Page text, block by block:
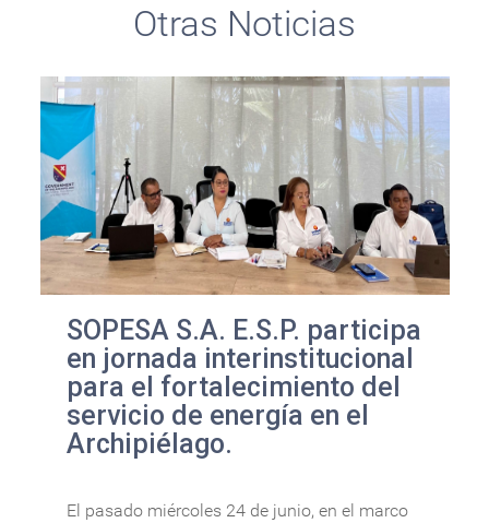
Otras Noticias
SOPESA S.A. E.S.P. participa
en jornada interinstitucional
para el fortalecimiento del
servicio de energía en el
Archipiélago.
El pasado miércoles 24 de junio, en el marco